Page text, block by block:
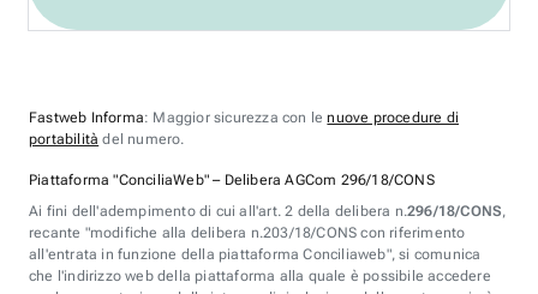
Fastweb Informa: Maggior sicurezza con lenuove procedure di
portabilità del numero.
Piattaforma "ConciliaWeb" – Delibera AGCom 296/18/CONS
Ai fini dell'adempimento di cui all'art. 2 della delibera n.296/18/CONS,
recante "modifiche alla delibera n.203/18/CONS con riferimento
all'entrata in funzione della piattaforma Conciliaweb", si comunica
che l'indirizzo web della piattaforma alla quale è possibile accedere